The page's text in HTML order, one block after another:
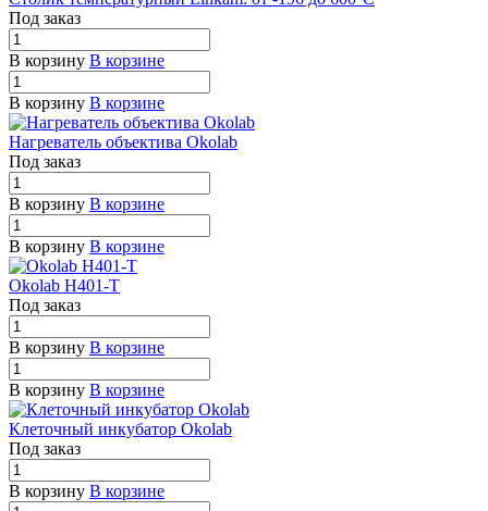
Под заказ
В корзину В корзине
В корзину В корзине
Нагреватель объектива Okolab
Под заказ
В корзину В корзине
В корзину В корзине
Okolab H401-T
Под заказ
В корзину В корзине
В корзину В корзине
Клеточный инкубатор Okolab
Под заказ
В корзину В корзине